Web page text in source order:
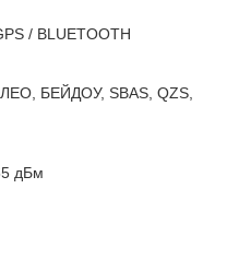
/ BLUETOOTH
БЕЙДОУ, SBAS, QZS,
дБм